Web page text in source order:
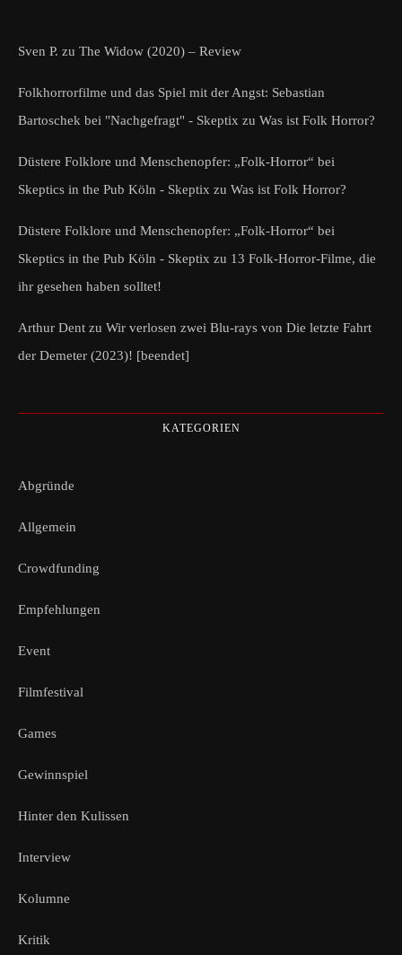
Sven P. zu The Widow (2020) – Review
Folkhorrorfilme und das Spiel mit der Angst: Sebastian
Bartoschek bei "Nachgefragt" - Skeptix zu Was ist Folk Horror?
Düstere Folklore und Menschenopfer: „Folk-Horror“ bei
Skeptics in the Pub Köln - Skeptix zu Was ist Folk Horror?
Düstere Folklore und Menschenopfer: „Folk-Horror“ bei
Skeptics in the Pub Köln - Skeptix zu 13 Folk-Horror-Filme, die
ihr gesehen haben solltet!
Arthur Dent zu Wir verlosen zwei Blu-rays von Die letzte Fahrt
der Demeter (2023)! [beendet]
KATEGORIEN
Abgründe
Allgemein
Crowdfunding
Empfehlungen
Event
Filmfestival
Games
Gewinnspiel
Hinter den Kulissen
Interview
Kolumne
Kritik